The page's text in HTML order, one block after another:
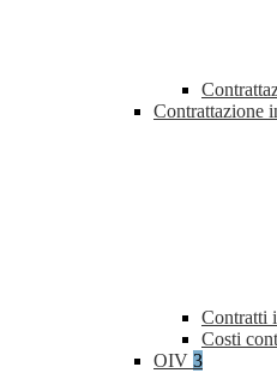
Contrattazione
Contratti
Costi
OIV 3